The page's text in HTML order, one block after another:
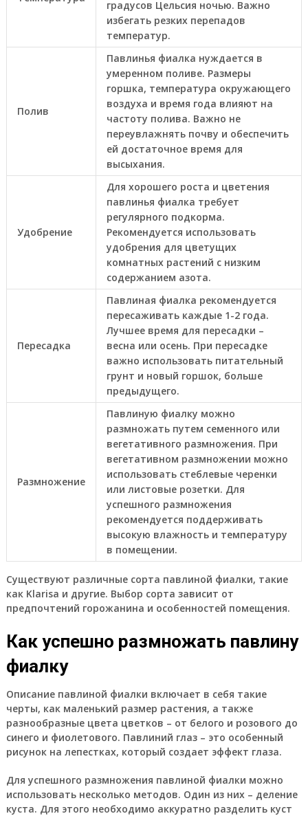
градусов Цельсия ночью. Важно
избегать резких перепадов
температур.
Полив
Павлинья фиалка нуждается в
умеренном поливе. Размеры
горшка, температура окружающего
воздуха и время года влияют на
частоту полива. Важно не
переувлажнять почву и обеспечить
ей достаточное время для
высыхания.
Удобрение
Для хорошего роста и цветения
павлинья фиалка требует
регулярного подкорма.
Рекомендуется использовать
удобрения для цветущих
комнатных растений с низким
содержанием азота.
Пересадка
Павлиная фиалка рекомендуется
пересаживать каждые 1-2 года.
Лучшее время для пересадки –
весна или осень. При пересадке
важно использовать питательный
грунт и новый горшок, больше
предыдущего.
Размножение
Павлиную фиалку можно
размножать путем семенного или
вегетативного размножения. При
вегетативном размножении можно
использовать стеблевые черенки
или листовые розетки. Для
успешного размножения
рекомендуется поддерживать
высокую влажность и температуру
в помещении.
Существуют различные сорта павлиной фиалки, такие
как Klarisa и другие. Выбор сорта зависит от
предпочтений горожанина и особенностей помещения.
Как успешно размножать павлину
фиалку
Описание павлиной фиалки включает в себя такие
черты, как маленький размер растения, а также
разнообразные цвета цветков – от белого и розового до
синего и фиолетового. Павлиний глаз – это особенный
рисунок на лепестках, который создает эффект глаза.
Для успешного размножения павлиной фиалки можно
использовать несколько методов. Один из них – деление
куста. Для этого необходимо аккуратно разделить куст